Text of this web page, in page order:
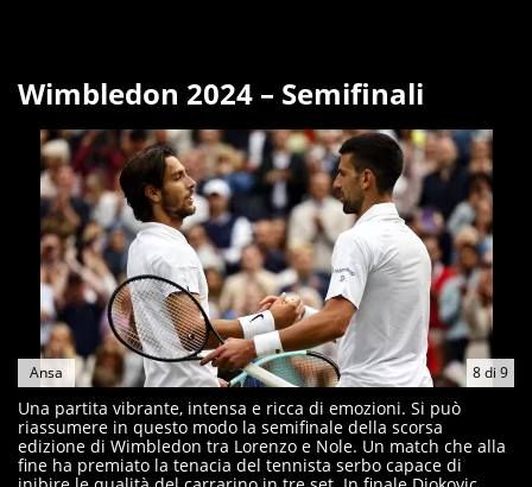
Wimbledon 2024 – Semifinali
8di 9
Ansa
Una partita vibrante, intensa e ricca di emozioni. Si può
riassumere in questo modo la semifinale della scorsa
edizione di Wimbledon tra Lorenzo e Nole. Un match che alla
fine ha premiato la tenacia del tennista serbo capace di